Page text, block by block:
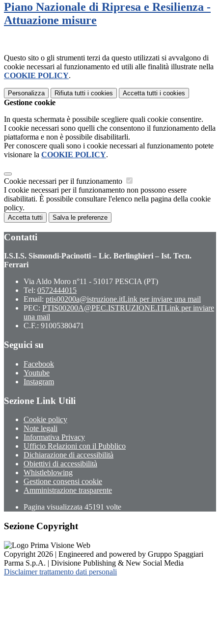
Piano Nazionale di Ripresa e Resilienza -
Attuazione misure
Questo sito o gli strumenti terzi da questo utilizzati si avvalgono di
cookie necessari al funzionamento ed utili alle finalità illustrate nella
COOKIE POLICY.
Personalizza Rifiuta tutti i cookies Accetta tutti i cookies
Gestione cookie
In questa schermata è possibile scegliere quali cookie consentire.
I cookie necessari sono quelli che consentono il funzionamento della
piattaforma e non è possibile disabilitarli.
Per conoscere quali sono i cookie necessari al funzionamento potete
visionare la COOKIE POLICY.
Cookie necessari per il funzionamento
I cookie necessari per il funzionamento non possono essere
disabilitati. È possibile consultare l'elenco nella pagina della cookie
policy.
Accetta tutti Salva le preferenze
Contatti
I.S.I.S. Sismondi-Pacinotti – Lic. Berlinghieri – Ist. Tecn.
Ferrari
Via Aldo Moro n°11 - 51017 PESCIA (PT)
Tel: 0572444015
Email: ptis00200a@istruzione.itLink per inviare una mail
PEC: PTIS00200A@PEC.ISTRUZIONE.ITLink per inviare
una mail
C.F.: 91005380471
Seguici su
Facebook
Youtube
Instagram
Sezione Link Utili
Cookie policy
Note legali
Informativa Privacy
Ufficio Relazioni con il Pubblico
Dichiarazione di accessibilità
Obiettivi di accessibilità
Whistleblowing
Gestione consensi cookie
Amministrazione trasparente
Pagina visualizzata 45191 volte
Sezione Copyright
Copyright 2026 | Engineered and powered by Gruppo Spaggiari
Parma S.p.A. | Divisione Publishing & New Social Media
Disclaimer trattamento dati personali